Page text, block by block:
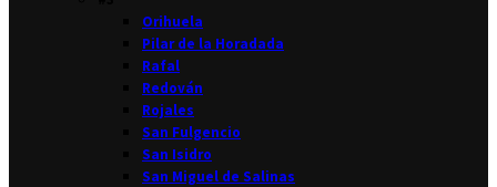
Orihuela
Pilar de la Horadada
Rafal
Redován
Rojales
San Fulgencio
San Isidro
San Miguel de Salinas